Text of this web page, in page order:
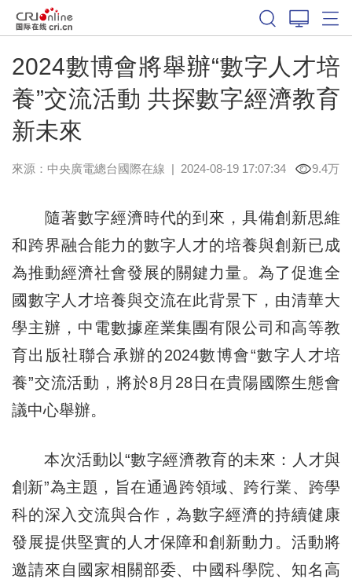
2024數博會將舉辦“數字人才培
養”交流活動 共探數字經濟教育
新未來
來源：中央廣電總台國際在線 | 2024-08-19 17:07:34 9.4万
隨著數字經濟時代的到來，具備創新思維
和跨界融合能力的數字人才的培養與創新已成
為推動經濟社會發展的關鍵力量。為了促進全
國數字人才培養與交流在此背景下，由清華大
學主辦，中電數據産業集團有限公司和高等教
育出版社聯合承辦的2024數博會“數字人才培
養”交流活動，將於8月28日在貴陽國際生態會
議中心舉辦。
本次活動以“數字經濟教育的未來：人才與
創新”為主題，旨在通過跨領域、跨行業、跨學
科的深入交流與合作，為數字經濟的持續健康
發展提供堅實的人才保障和創新動力。活動將
邀請來自國家相關部委、中國科學院、知名高